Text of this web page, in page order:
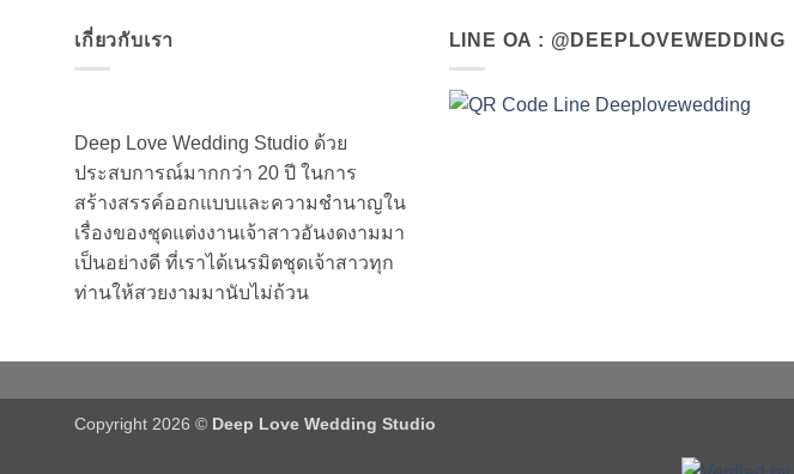
เกี่ยวกับเรา
Deep Love Wedding Studio ด้วย
ประสบการณ์มากกว่า 20 ปี ในการ
สร้างสรรค์ออกแบบและความชำนาญใน
เรื่องของชุดแต่งงานเจ้าสาวอันงดงามมา
เป็นอย่างดี ที่เราได้เนรมิตชุดเจ้าสาวทุก
ท่านให้สวยงามมานับไม่ถ้วน
LINE OA : @DEEPLOVEWEDDING
Copyright 2026 © Deep Love Wedding Studio